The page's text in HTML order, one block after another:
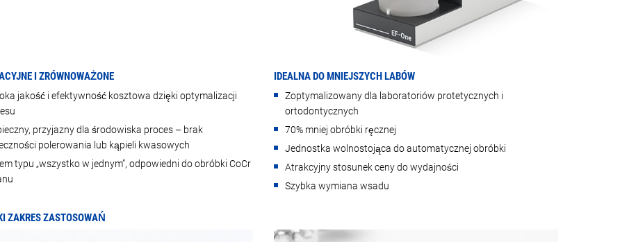
I ZRÓWNOWAŻONE
jakość i efektywność kosztowa dzięki optymalizacji
przyjazny dla środowiska proces – brak
polerowania lub kąpieli kwasowych
typu „wszystko w jednym”, odpowiedni do obróbki CoCr
IDEALNA DO MNIEJSZYCH LABÓW
Zoptymalizowany dla laboratoriów protetycznych i
ortodontycznych
70% mniej obróbki ręcznej
Jednostka wolnostojąca do automatycznej obróbki
Atrakcyjny stosunek ceny do wydajności
Szybka wymiana wsadu
ZAKRES ZASTOSOWAŃ